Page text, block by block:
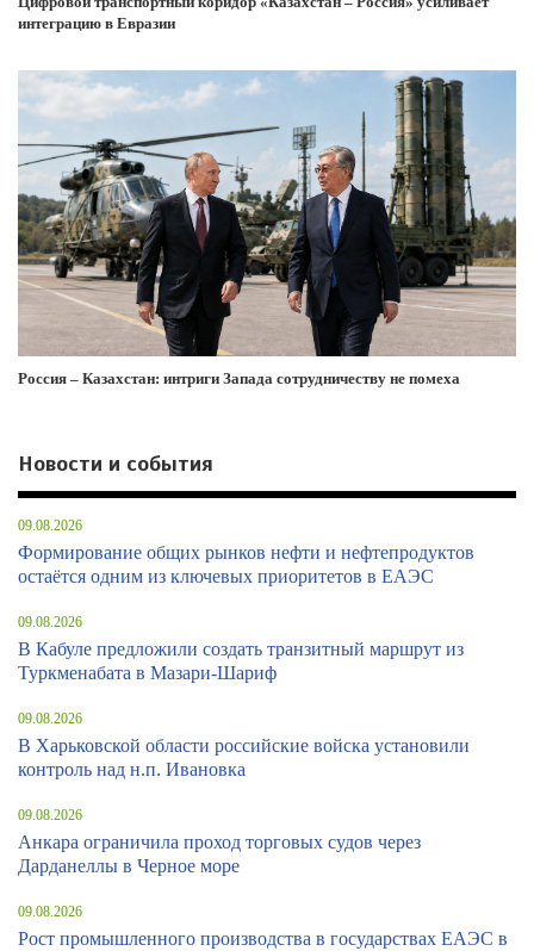
интеграцию в Евразии
Россия – Казахстан: интриги Запада сотрудничеству не помеха
Новости и события
09.08.2026
Формирование общих рынков нефти и нефтепродуктов
остаётся одним из ключевых приоритетов в ЕАЭС
09.08.2026
В Кабуле предложили создать транзитный маршрут из
Туркменабата в Мазари-Шариф
09.08.2026
В Харьковской области российские войска установили
контроль над н.п. Ивановка
09.08.2026
Анкара ограничила проход торговых судов через
Дарданеллы в Черное море
09.08.2026
Рост промышленного производства в государствах ЕАЭС в